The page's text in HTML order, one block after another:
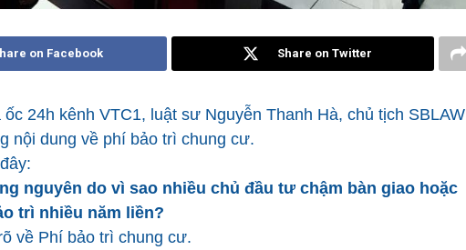
on Facebook Share on Twitter
24h kênh VTC1, luật sư Nguyễn Thanh Hà, chủ tịch SBLAW
nội dung về phí bảo trì chung cư.
nguyên do vì sao nhiều chủ đầu tư chậm bàn giao hoặc
trì nhiều năm liền?
về Phí bảo trì chung cư.